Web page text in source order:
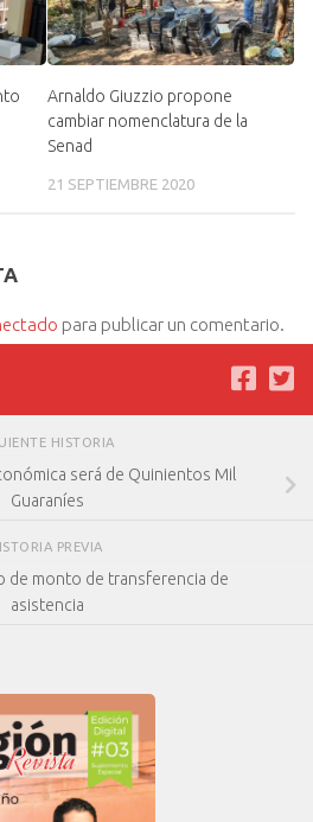
Arnaldo Giuzzio propone
cambiar nomenclatura de la
Senad
21 SEPTIEMBRE 2020
para publicar un comentario.
HISTORIA
será de Quinientos Mil
Guaraníes
PREVIA
de monto de transferencia de
asistencia